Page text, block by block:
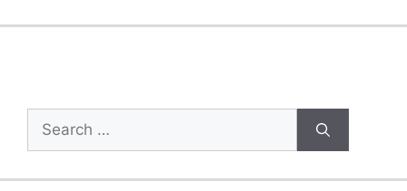
Search
for: